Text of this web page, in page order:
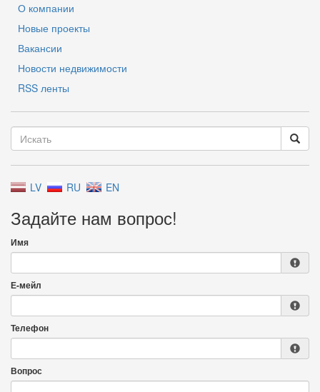
О компании
Новые проекты
Вакансии
Новости недвижимости
RSS ленты
LV RU EN
Задайте нам вопрос!
Имя
Е-мейл
Телефон
Вопрос